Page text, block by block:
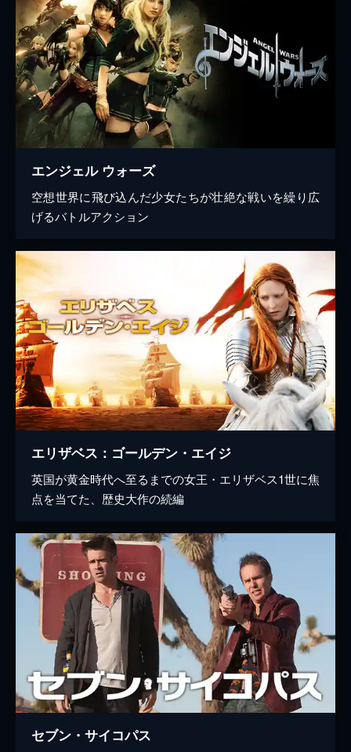
エンジェル ウォーズ
空想世界に飛び込んだ少女たちが壮絶な戦いを繰り広
げるバトルアクション
エリザベス：ゴールデン・エイジ
英国が黄金時代へ至るまでの女王・エリザベス1世に焦
点を当てた、歴史大作の続編
セブン・サイコパス